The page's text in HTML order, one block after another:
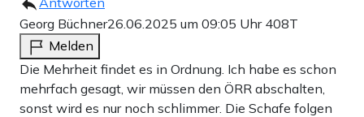
Georg Büchner26.06.2025 um 09:05 Uhr 408T
Melden
Die Mehrheit findet es in Ordnung. Ich habe es schon
mehrfach gesagt, wir müssen den ÖRR abschalten,
sonst wird es nur noch schlimmer. Die Schafe folgen